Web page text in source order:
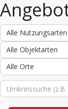
Alle Nutzungsarten
Alle Objektarten
Alle Orte